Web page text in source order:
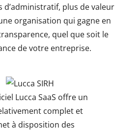
d’administratif, plus de valeur
organisation qui gagne en
quel que soit le
de votre entreprise.
Lucca SaaS offre un
complet et
à disposition des